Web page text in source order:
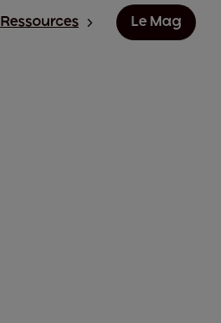
Ressources Le Mag